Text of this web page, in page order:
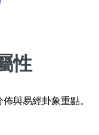
性
與易經卦象重點。